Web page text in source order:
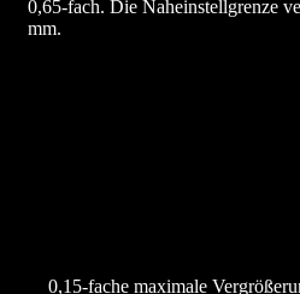
0,65-fach. Die Naheinstellgrenze
mm.
0,15-fache maximale